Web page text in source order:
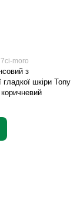
moro
з
гладкої шкіри Tony